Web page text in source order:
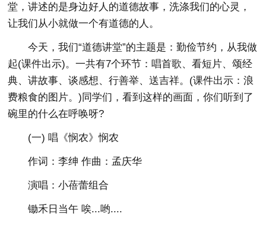
堂，讲述的是身边好人的道德故事，洗涤我们的心灵，
让我们从小就做一个有道德的人。
今天，我们“道德讲堂”的主题是：勤俭节约，从我做
起(课件出示)。一共有7个环节：唱首歌、看短片、颂经
典、讲故事、谈感想、行善举、送吉祥。(课件出示：浪
费粮食的图片。)同学们，看到这样的画面，你们听到了
碗里的什么在呼唤呀?
(一) 唱《悯农》悯农
作词：李绅 作曲：孟庆华
演唱：小蓓蕾组合
锄禾日当午 唉...哟....